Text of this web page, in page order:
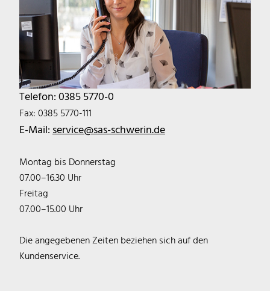
Telefon: 0385 5770-0
Fax: 0385 5770-111
E-Mail:service@sas-schwerin.de
Montag bis Donnerstag
07.00–16.30 Uhr
Freitag
07.00–15.00 Uhr
Die angegebenen Zeiten beziehen sich auf den
Kundenservice.